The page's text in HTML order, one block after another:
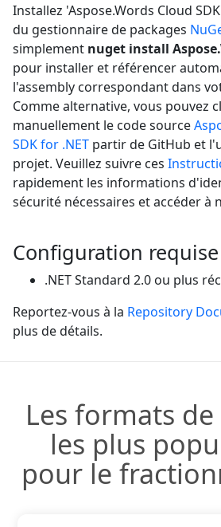
Installez 'Aspose.Words Cloud
du gestionnaire de packages
simplement nuget install
pour installer et référencer
l'assembly correspondant dans
Comme alternative, vous pouvez
manuellement le code source
SDK for .NET partir de GitHub et
projet. Veuillez suivre ces
rapidement les informations
sécurité nécessaires et accéder à
Configuration requise
.NET Standard 2.0 ou plus
Reportez-vous à la Repository
plus de détails.
Les formats
les plus
pour le